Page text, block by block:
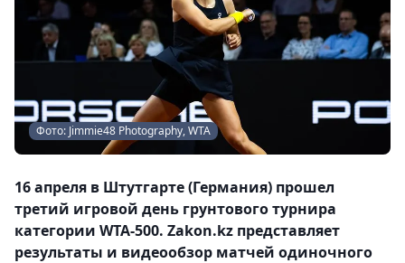
Фото: Jimmie48 Photography, WTA
16 апреля в Штутгарте (Германия) прошел
третий игровой день грунтового турнира
категории WTA-500. Zakon.kz представляет
результаты и видеообзор матчей одиночного